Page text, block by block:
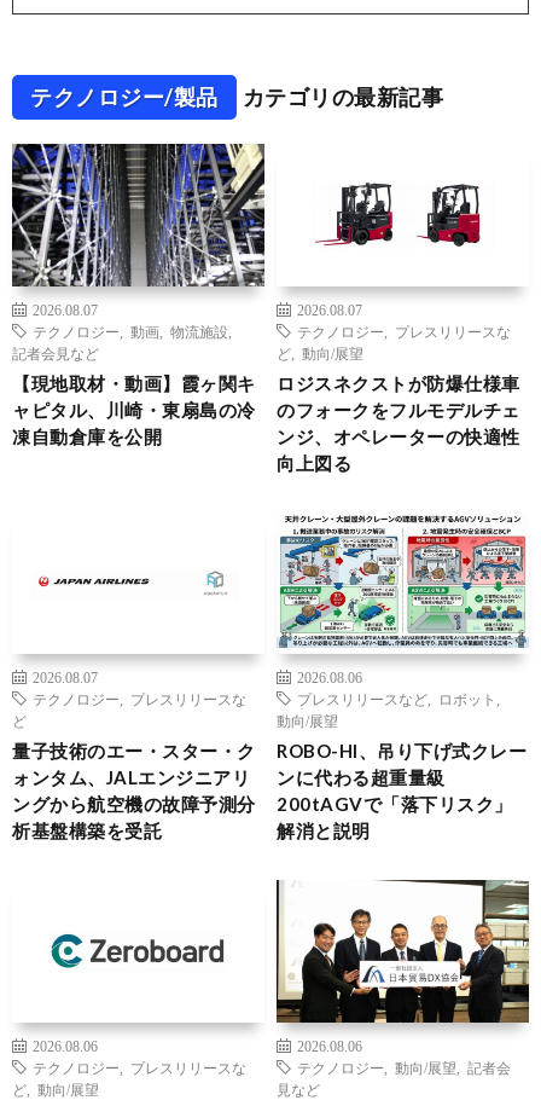
テクノロジー/製品 カテゴリの最新記事
2026.08.07
テクノロジー
動画 物流施設
記者会見など
【現地取材・動画】霞ヶ関キ
ャピタル、川崎・東扇島の冷
凍自動倉庫を公開
2026.08.07
テクノロジー
プレスリリースな
ど
動向/展望
ロジスネクストが防爆仕様車
のフォークをフルモデルチェ
ンジ、オペレーターの快適性
向上図る
2026.08.07
テクノロジー
プレスリリースな
ど
量子技術のエー・スター・ク
ォンタム、JALエンジニアリ
ングから航空機の故障予測分
析基盤構築を受託
2026.08.06
プレスリリースなど
ロボット
動向/展望
ROBO-HI、吊り下げ式クレー
ンに代わる超重量級
200tAGVで「落下リスク」
解消と説明
2026.08.06
テクノロジー
プレスリリースな
ど
動向/展望
2026.08.06
テクノロジー
動向/展望
記者会
見など